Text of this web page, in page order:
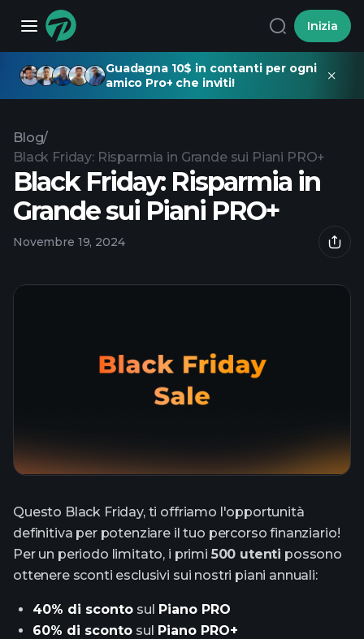
Inizia
Guadagna 10$ in contanti per ogni
amico Pro+ che inviti!
Blog/
Black Friday: Risparmia in Grande sui Piani PRO+
Black Friday: Risparmia in
Grande sui Piani PRO+
Novembre 19, 2024
Questo Black Friday, ti offriamo l'opportunità
definitiva per potenziare il tuo percorso finanziario!
Per un periodo limitato, i primi 500 utenti possono
ottenere sconti esclusivi sui nostri piani annuali:
40% di sconto sul Piano PRO
60% di sconto sul Piano PRO+